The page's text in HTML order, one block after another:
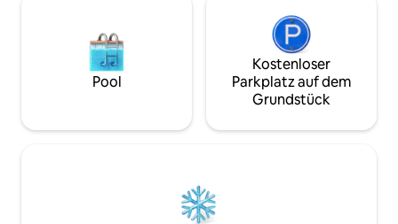
Pool
Kostenloser
Parkplatz auf dem
Grundstück